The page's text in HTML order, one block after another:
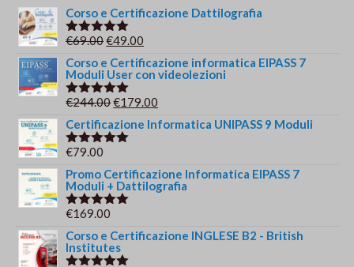
Corso e Certificazione Dattilografia
Valutato
€69.00Il
prezzo
originale
era:
€49.00
prezzo
attuale
è:
Corso e Certificazione informatica EIPASS 7
Moduli User con videolezioni
Valutato
€244.00Il
prezzo
originale
€244.00.
€179.00
prezzo
€179.00.
Certificazione Informatica UNIPASS 9 Moduli
Valutato
€79.00
Promo Certificazione Informatica EIPASS 7
Moduli + Dattilografia
Valutato
€169.00
Corso e Certificazione INGLESE B2 - British
Institutes